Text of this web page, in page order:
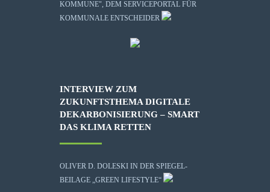
KOMMUNE", DEM SERVICEPORTAL FÜR
KOMMUNALE ENTSCHEIDER
INTERVIEW ZUM
ZUKUNFTSTHEMA DIGITALE
DEKARBONISIERUNG – SMART
DAS KLIMA RETTEN
OLIVER D. DOLESKI IN DER SPIEGEL-
BEILAGE „GREEN LIFESTYLE“